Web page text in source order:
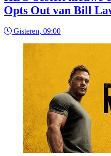
Opts Out van Bill
Gisteren, 09:00